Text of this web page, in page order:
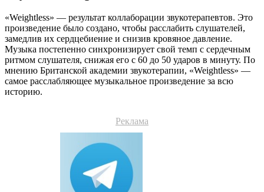
«Weightless» — результат коллаборации звукотерапевтов. Это
произведение было создано, чтобы расслабить слушателей,
замедлив их сердцебиение и снизив кровяное давление.
Музыка постепенно синхронизирует свой темп с сердечным
ритмом слушателя, снижая его с 60 до 50 ударов в минуту. По
мнению Британской академии звукотерапии, «Weightless» —
самое расслабляющее музыкальное произведение за всю
историю.
Реклама